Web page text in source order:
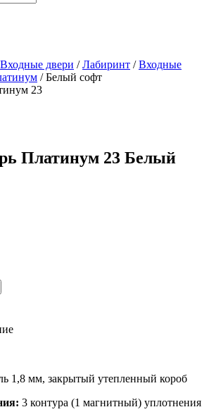
Входные двери /Лабиринт /Входные
/ Белый софт
23
Платинум 23 Белый
1,8 мм, закрытый утепленный короб
3 контура (1 магнитный) уплотнения